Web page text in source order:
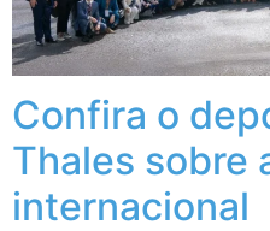
Confira o
Thales sobre
internacional